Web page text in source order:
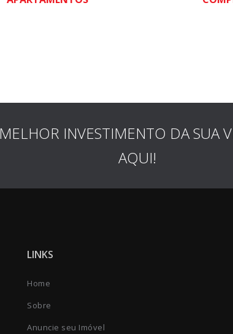
INVESTIMENTO DA SUA
AQUI!
LINKS
Home
Sobre
Anuncie seu Imóvel